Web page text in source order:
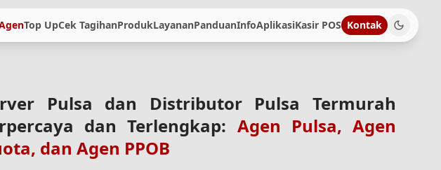
Top UpCek TagihanProdukLayananPanduanInfoAplikasiKasir POS Kontak
Pulsa dan Distributor Pulsa Termurah
dan Terlengkap: Agen Pulsa, Agen
dan Agen PPOB